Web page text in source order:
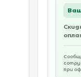
при